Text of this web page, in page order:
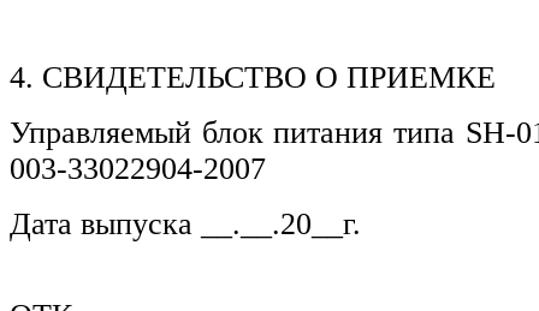
4. СВИДЕТЕЛЬСТВО О ПРИЕМКЕ
Управляемый блок питания типа SH-
003-33022904-2007
Дата выпуска __.__.20__г.